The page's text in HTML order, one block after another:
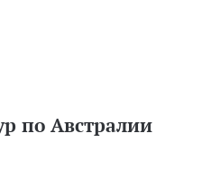
по Австралии